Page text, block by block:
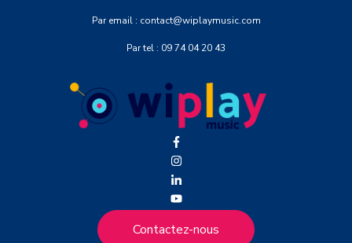
Par email : contact@wiplaymusic.com
Par tel : 09 74 04 20 43
Contactez-nous